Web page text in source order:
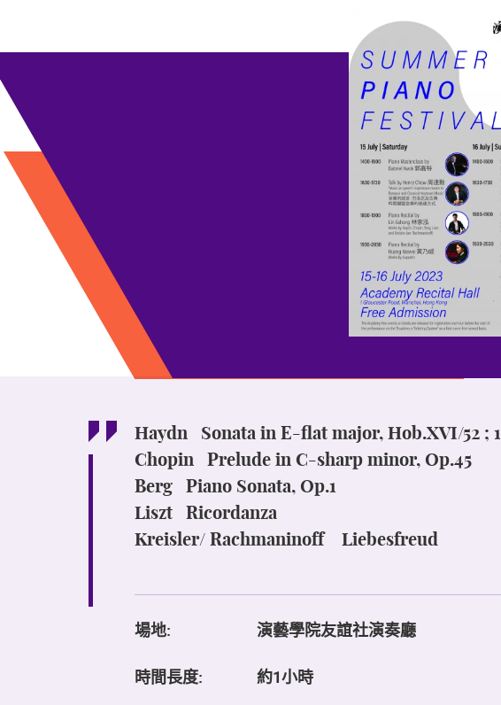
Haydn Sonata in E-flat major, Hob.XVI/52 ;
Chopin Prelude in C-sharp minor, Op.45
Berg Piano Sonata, Op.1
Liszt Ricordanza
Kreisler/ Rachmaninoff Liebesfreud
場地: 演藝學院友誼社演奏廳
時間長度: 約1小時